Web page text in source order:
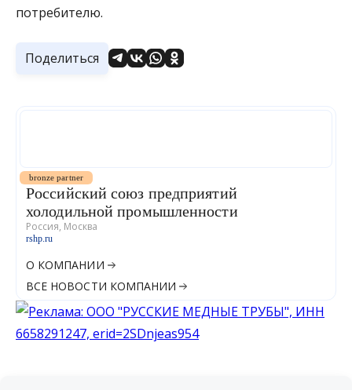
потребителю.
Поделиться
Российский союз предприятий
холодильной промышленности
Россия, Москва
rshp.ru
О КОМПАНИИ
ВСЕ НОВОСТИ КОМПАНИИ
bronze partner